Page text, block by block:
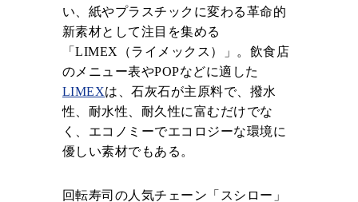
い、紙やプラスチックに変わる革命的
新素材として注目を集める
「LIMEX（ライメックス）」。飲食店
のメニュー表やPOPなどに適した
LIMEXは、石灰石が主原料で、撥水
性、耐水性、耐久性に富むだけでな
く、エコノミーでエコロジーな環境に
優しい素材でもある。
回転寿司の人気チェーン「スシロー」